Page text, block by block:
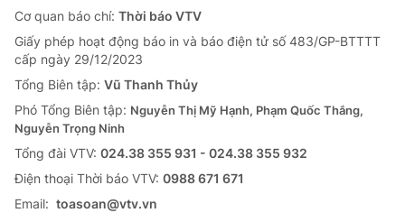
Cơ quan báo chí: Thời báo VTV
Giấy phép hoạt động báo in và báo điện tử số 483/GP-BTTTT
cấp ngày 29/12/2023
Tổng Biên tập: Vũ Thanh Thủy
Phó Tổng Biên tập: Nguyễn Thị Mỹ Hạnh, Phạm Quốc Thắng,
Nguyễn Trọng Ninh
Tổng đài VTV: 024.38 355 931 - 024.38 355 932
Ðiện thoại Thời báo VTV: 0988 671 671
Email: toasoan@vtv.vn